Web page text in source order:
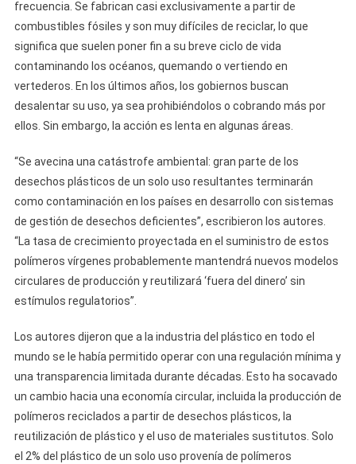
frecuencia. Se fabrican casi exclusivamente a partir de
combustibles fósiles y son muy difíciles de reciclar, lo que
significa que suelen poner fin a su breve ciclo de vida
contaminando los océanos, quemando o vertiendo en
vertederos. En los últimos años, los gobiernos buscan
desalentar su uso, ya sea prohibiéndolos o cobrando más por
ellos. Sin embargo, la acción es lenta en algunas áreas.
“Se avecina una catástrofe ambiental: gran parte de los
desechos plásticos de un solo uso resultantes terminarán
como contaminación en los países en desarrollo con sistemas
de gestión de desechos deficientes”, escribieron los autores.
“La tasa de crecimiento proyectada en el suministro de estos
polímeros vírgenes probablemente mantendrá nuevos modelos
circulares de producción y reutilizará ‘fuera del dinero’ sin
estímulos regulatorios”.
Los autores dijeron que a la industria del plástico en todo el
mundo se le había permitido operar con una regulación mínima y
una transparencia limitada durante décadas. Esto ha socavado
un cambio hacia una economía circular, incluida la producción de
polímeros reciclados a partir de desechos plásticos, la
reutilización de plástico y el uso de materiales sustitutos. Solo
el 2% del plástico de un solo uso provenía de polímeros